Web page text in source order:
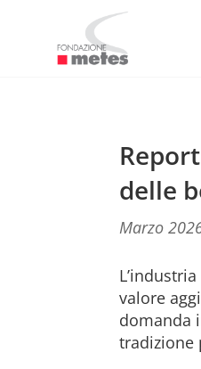
delle
Marzo
valore
domanda
tradizione